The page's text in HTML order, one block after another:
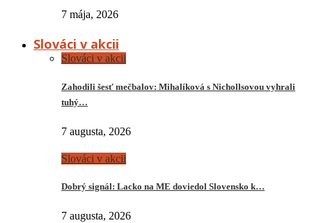
7 mája, 2026
Slováci v akcii
Slováci v akcii
Zahodili šesť mečbalov: Mihalíková s Nichollsovou vyhrali
tuhý…
7 augusta, 2026
Slováci v akcii
Dobrý signál: Lacko na ME doviedol Slovensko k…
7 augusta, 2026